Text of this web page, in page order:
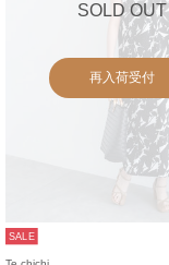
SOLD OUT
再入荷受付
SALE